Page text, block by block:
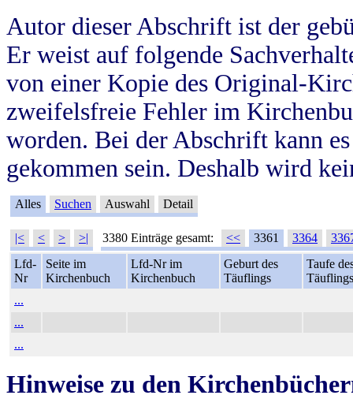
Autor dieser Abschrift ist der
Er weist auf folgende
von einer Kopie des Original-
zweifelsfreie Fehler im
worden. Bei der Abschrift kann
gekommen sein. Deshalb wird
Alles Suchen Auswahl Detail
|< < > >| 3380 Einträge gesamt: << 3361 3364
Lfd-
Nr
Seite im
Kirchenbuch
Lfd-Nr im
Kirchenbuch
Geburt des
Täuflings
Taufe
Täuflings
...
...
...
Hinweise zu den